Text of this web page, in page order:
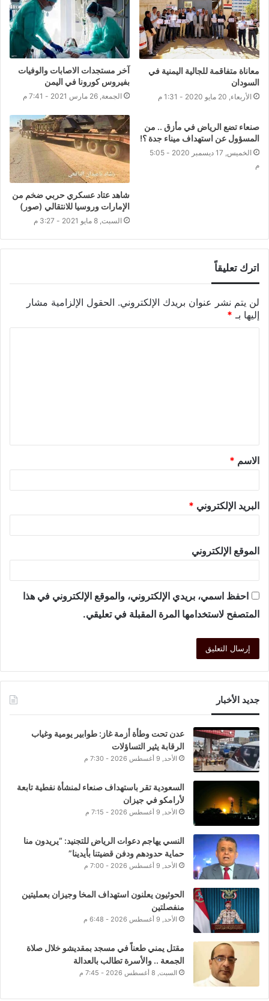
معاناة متفاقمة للجالية اليمنية في
السودان
الأربعاء, 20 مايو 2020 - 1:31 م
آخر مستجدات الاصابات والوفيات
بفيروس كورونا في اليمن
الجمعة, 26 مارس 2021 - 7:41 م
صنعاء تضع الرياض في مأزق .. من
المسؤول عن استهداف ميناء جدة ؟!
الخميس, 17 ديسمبر 2020 - 5:05
م
شاهد عتاد عسكري حربي ضخم من
الإمارات وروسيا للانتقالي (صور)
السبت, 8 مايو 2021 - 3:27 م
اترك تعليقاً
لن يتم نشر عنوان بريدك الإلكتروني. الحقول الإلزامية مشار
إليها بـ *
الاسم *
البريد الإلكتروني *
الموقع الإلكتروني
احفظ اسمي، بريدي الإلكتروني، والموقع الإلكتروني في هذا
المتصفح لاستخدامها المرة المقبلة في تعليقي.
جديد الأخبار
عدن تحت وطأة أزمة غاز: طوابير يومية وغياب
الرقابة يثير التساؤلات
الأحد, 9 أغسطس 2026 - 7:30 م
السعودية تقر باستهداف صنعاء لمنشأة نفطية تابعة
لأرامكو في جيزان
الأحد, 9 أغسطس 2026 - 7:15 م
النسي يهاجم دعوات الرياض للتجنيد: “يريدون منا
حماية حدودهم ودفن قضيتنا بأيدينا”
الأحد, 9 أغسطس 2026 - 7:00 م
الحوثيون يعلنون استهداف المخا وجيزان بعمليتين
منفصلتين
الأحد, 9 أغسطس 2026 - 6:48 م
مقتل يمني طعناً في مسجد بمقديشو خلال صلاة
الجمعة .. والأسرة تطالب بالعدالة
السبت, 8 أغسطس 2026 - 7:45 م